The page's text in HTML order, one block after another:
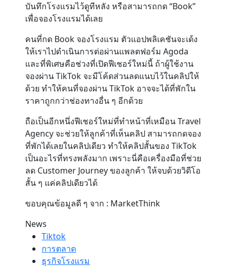
บันทึกโรงแรมไว้ดูทีหลัง หรือสามารถกด “Book”
เพื่อจองโรงแรมได้เลย
คนที่กด Book จองโรงแรม ตัวแอปพลิเคชันจะเด้ง
ให้เราไปดำเนินการต่อผ่านแพลตฟอร์ม Agoda
และที่พิเศษคือช่วงที่เปิดฟีเชอร์ใหม่นี้ ถ้าผู้ใช้งาน
จองผ่าน TikTok จะมีโค้ดส่วนลดแนบไว้ในคลิปให้
ด้วย ทำให้คนที่จองผ่าน TikTok อาจจะได้ที่พักใน
ราคาถูกกว่าช่องทางอื่น ๆ อีกด้วย
ถือเป็นอีกหนึ่งฟีเชอร์ใหม่ที่ทำหน้าที่เหมือน Travel
Agency จะช่วยให้ลูกค้าที่เห็นคลิป สามารถกดจอง
ที่พักได้เลยในคลิปเดียว ทำให้คลิปสั้นของ TikTok
เป็นอะไรที่ทรงพลังมาก เพราะนี่คือเครื่องมือที่ช่วย
ลด Customer Journey ของลูกค้า ให้จบด้วยวิดีโอ
สั้น ๆ แค่คลิปเดียวได้
ขอบคุณข้อมูลดี ๆ จาก : MarketThink
News
Tiktok
การตลาด
ธุรกิจโรงแรม